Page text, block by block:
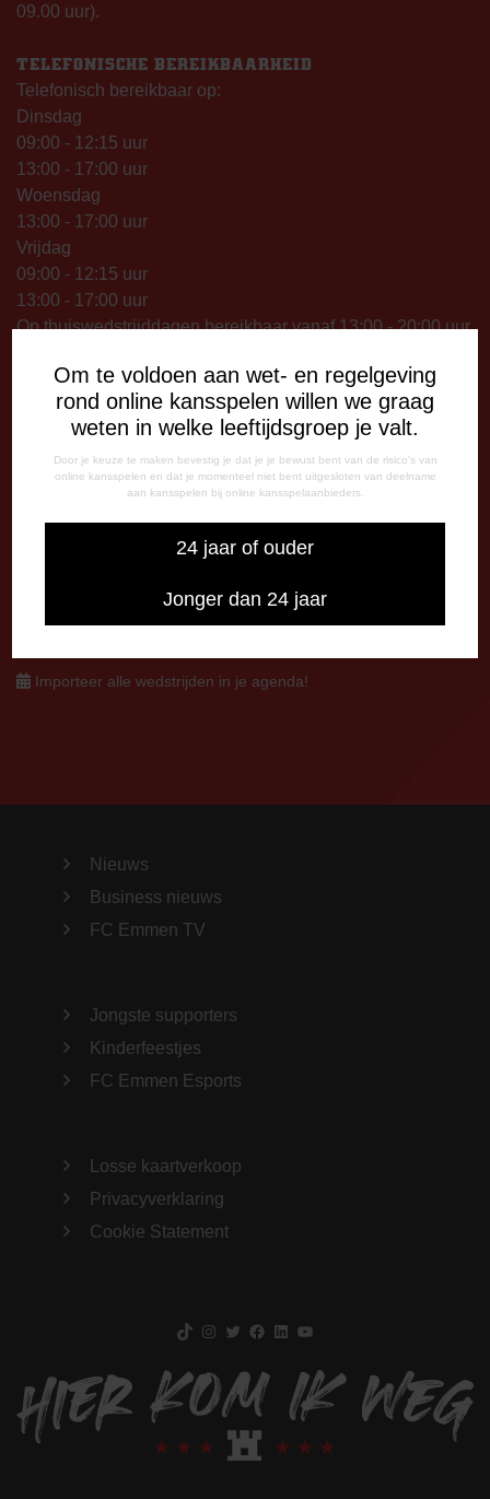
Om te voldoen aan wet- en regelgeving
rond online kansspelen willen we graag
weten in welke leeftijdsgroep je valt.
Door je keuze te maken bevestig je dat je je bewust bent van de risico's van
online kansspelen en dat je momenteel niet bent uitgesloten van deelname
aan kansspelen bij online kansspelaanbieders.
24 jaar of ouder
Jonger dan 24 jaar
09.00 uur).
TELEFONISCHE BEREIKBAARHEID
Telefonisch bereikbaar op:
Dinsdag
09:00 - 12:15 uur
13:00 - 17:00 uur
Woensdag
13:00 - 17:00 uur
Vrijdag
09:00 - 12:15 uur
13:00 - 17:00 uur
Op thuiswedstrijddagen bereikbaar vanaf 13:00 - 20:00 uur
CORRESPONDENTIE-ADRES
Postbus 26
7800 AA Emmen
CONTACT
0591-670670
0591-621048
info@fcemmen.nl
Importeer alle wedstrijden in je agenda!
Nieuws
Business nieuws
FC Emmen TV
Jongste supporters
Kinderfeestjes
FC Emmen Esports
Losse kaartverkoop
Privacyverklaring
Cookie Statement